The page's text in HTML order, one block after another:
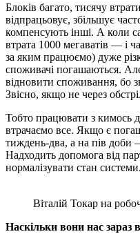
Блоків багато, тисячу
відпрацьовує, збільшує
компенсують інші. А коли
втрата 1000 мегаватів — і
за яким працюємо) дуже
споживачі погашаються.
відновити споживання, бо
Звісно, якщо не через
Тобто працювати з кимось
втрачаємо все. Якщо є
тиждень-два, а на пів доби
Надходить допомога від
нормалізувати стан системи.
Віталій Токар на
Наскільки вони нас зараз